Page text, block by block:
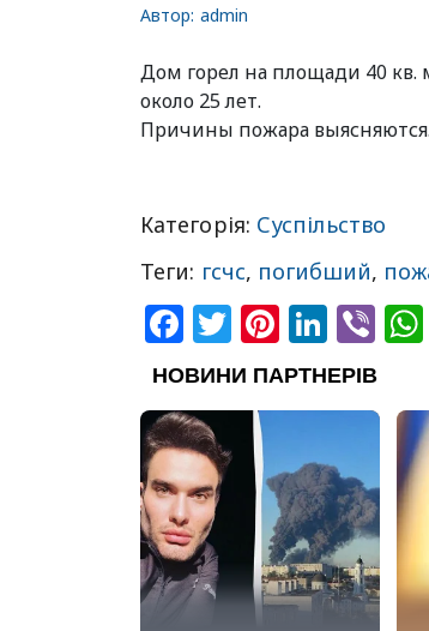
Автор: admin
Дом горел на площади 40 кв.
около 25 лет.
Причины пожара выясняются.
Категорія: Суспільство
Теги: гсчс, погибший,
Facebook
Twitter